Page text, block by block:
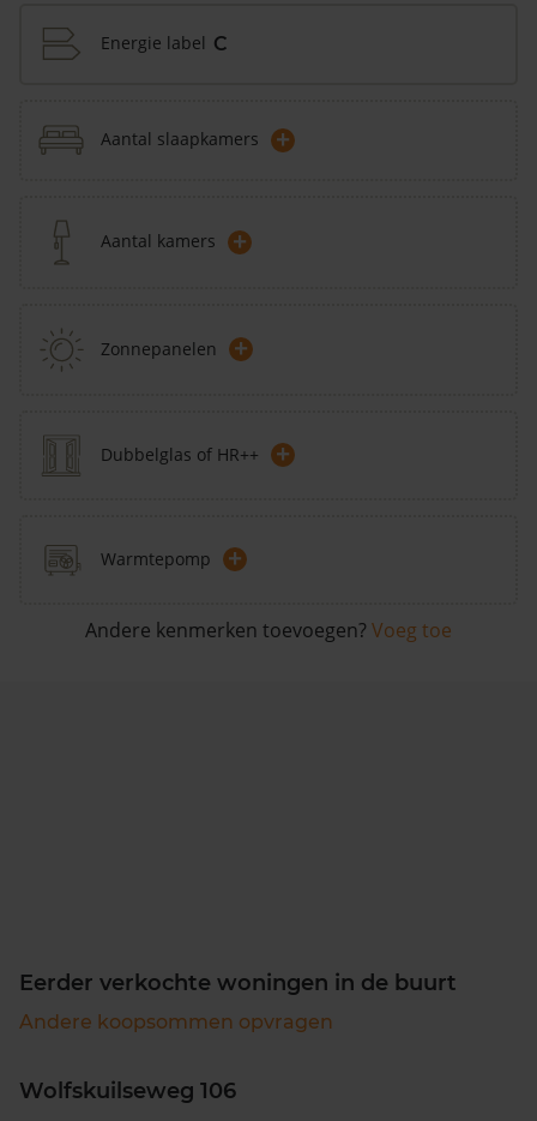
Energie label C
Aantal slaapkamers +
Aantal kamers +
Zonnepanelen +
Dubbelglas of HR++ +
Warmtepomp +
Andere kenmerken toevoegen? Voeg toe
Eerder verkochte woningen in de buurt
Andere koopsommen opvragen
Wolfskuilseweg 106